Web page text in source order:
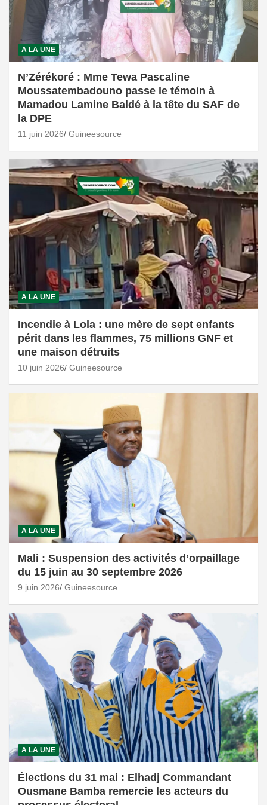
A LA UNE
N’Zérékoré : Mme Tewa Pascaline
Moussatembadouno passe le témoin à
Mamadou Lamine Baldé à la tête du SAF de
la DPE
11 juin 2026 Guineesource
A LA UNE
Incendie à Lola : une mère de sept enfants
périt dans les flammes, 75 millions GNF et
une maison détruits
10 juin 2026 Guineesource
A LA UNE
Mali : Suspension des activités d’orpaillage
du 15 juin au 30 septembre 2026
9 juin 2026 Guineesource
A LA UNE
Élections du 31 mai : Elhadj Commandant
Ousmane Bamba remercie les acteurs du